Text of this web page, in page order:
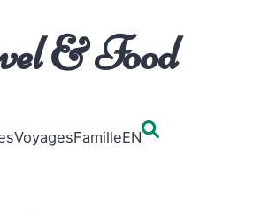
& Food
VoyagesFamilleEN